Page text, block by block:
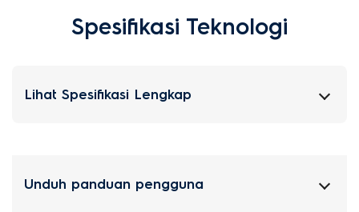
Spesifikasi Teknologi
Lihat Spesifikasi Lengkap
Unduh panduan pengguna